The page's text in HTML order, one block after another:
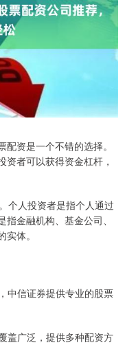
资是一个不错的选择。
者可以获得资金杠杆，
个人投资者是指个人通过
金融机构、基金公司、
体。
中信证券提供专业的股票
盖广泛，提供多种配资方